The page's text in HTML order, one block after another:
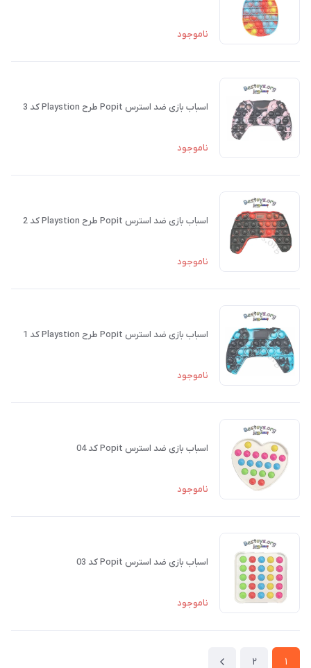
ناموجود
اسباب بازی ضد استرس Popit طرح Playstion کد 3
ناموجود
اسباب بازی ضد استرس Popit طرح Playstion کد 2
ناموجود
اسباب بازی ضد استرس Popit طرح Playstion کد 1
ناموجود
اسباب بازی ضد استرس Popit کد 04
ناموجود
اسباب بازی ضد استرس Popit کد 03
ناموجود
1
2